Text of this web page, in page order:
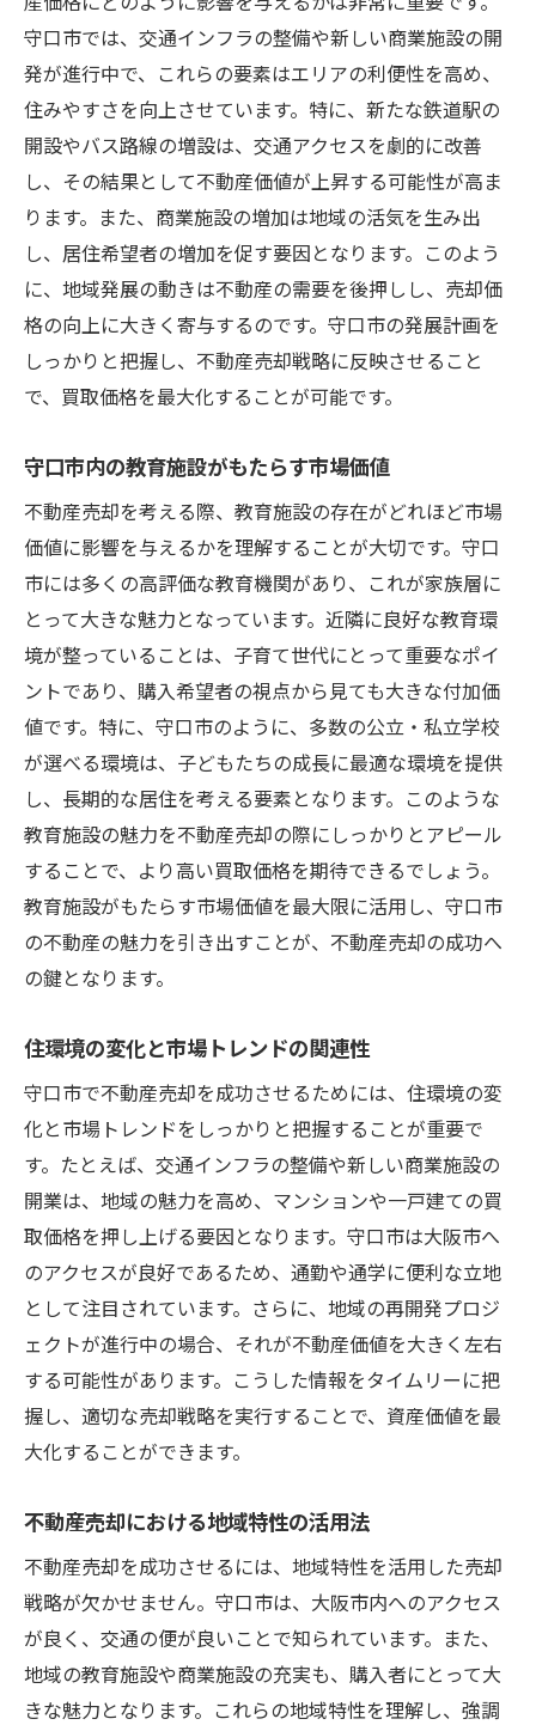
守口市では、交通インフラの整備や新しい商業施設の開
発が進行中で、これらの要素はエリアの利便性を高め、
住みやすさを向上させています。特に、新たな鉄道駅の
開設やバス路線の増設は、交通アクセスを劇的に改善
し、その結果として不動産価値が上昇する可能性が高ま
ります。また、商業施設の増加は地域の活気を生み出
し、居住希望者の増加を促す要因となります。このよう
に、地域発展の動きは不動産の需要を後押しし、売却価
格の向上に大きく寄与するのです。守口市の発展計画を
しっかりと把握し、不動産売却戦略に反映させること
で、買取価格を最大化することが可能です。
守口市内の教育施設がもたらす市場価値
不動産売却を考える際、教育施設の存在がどれほど市場
価値に影響を与えるかを理解することが大切です。守口
市には多くの高評価な教育機関があり、これが家族層に
とって大きな魅力となっています。近隣に良好な教育環
境が整っていることは、子育て世代にとって重要なポイ
ントであり、購入希望者の視点から見ても大きな付加価
値です。特に、守口市のように、多数の公立・私立学校
が選べる環境は、子どもたちの成長に最適な環境を提供
し、長期的な居住を考える要素となります。このような
教育施設の魅力を不動産売却の際にしっかりとアピール
することで、より高い買取価格を期待できるでしょう。
教育施設がもたらす市場価値を最大限に活用し、守口市
の不動産の魅力を引き出すことが、不動産売却の成功へ
の鍵となります。
住環境の変化と市場トレンドの関連性
守口市で不動産売却を成功させるためには、住環境の変
化と市場トレンドをしっかりと把握することが重要で
す。たとえば、交通インフラの整備や新しい商業施設の
開業は、地域の魅力を高め、マンションや一戸建ての買
取価格を押し上げる要因となります。守口市は大阪市へ
のアクセスが良好であるため、通勤や通学に便利な立地
として注目されています。さらに、地域の再開発プロジ
ェクトが進行中の場合、それが不動産価値を大きく左右
する可能性があります。こうした情報をタイムリーに把
握し、適切な売却戦略を実行することで、資産価値を最
大化することができます。
不動産売却における地域特性の活用法
不動産売却を成功させるには、地域特性を活用した売却
戦略が欠かせません。守口市は、大阪市内へのアクセス
が良く、交通の便が良いことで知られています。また、
地域の教育施設や商業施設の充実も、購入者にとって大
きな魅力となります。これらの地域特性を理解し、強調